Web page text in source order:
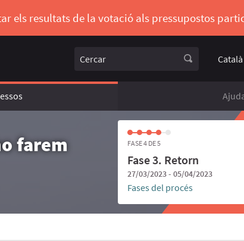
els resultats de la votació als pressupostos
Català
farem
FASE 4 DE 5
Fase 3. Retorn
27/03/2023 - 05/04/2023
Fases del procés